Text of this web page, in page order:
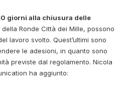
giorni alla chiusura delle
Ronde Città dei Mille, possono
lavoro svolto. Quest’ultimi sono
le adesioni, in quanto sono
previste dal regolamento. Nicola
ha aggiunto: